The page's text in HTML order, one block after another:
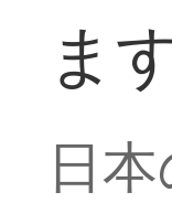
ま
日